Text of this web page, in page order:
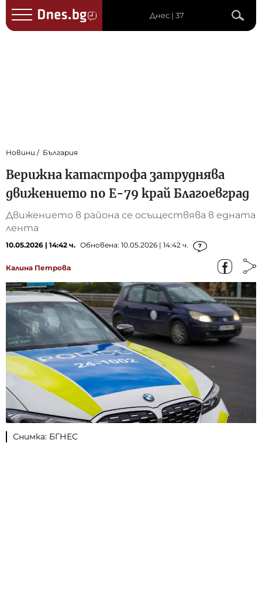
Днес | 37
Новини България
Верижна катастрофа затруднява
движението по Е-79 край Благоевград
Движението в района се осъществява в едната
лента
10.05.2026 | 14:42 ч. Обновена: 10.05.2026 | 14:42 ч. 7
Калина Петрова
Снимка: БГНЕС